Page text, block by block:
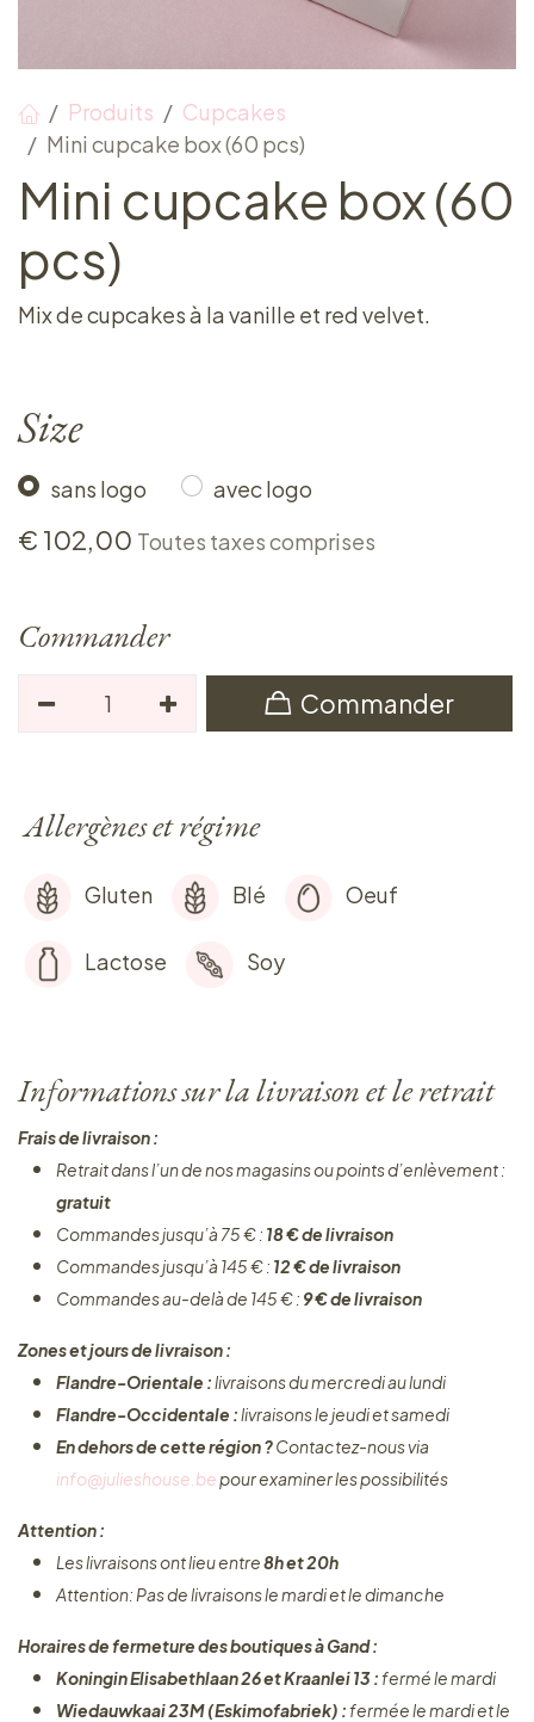
Produits
Cupcakes
Mini cupcake box (60 pcs)
Mini cupcake box (60
pcs)
Mix de cupcakes à la vanille et red velvet.
Size
sans logo avec logo
€ 102,00 Toutes taxes comprises
Commander
Commander
Allergènes et régime
Gluten Blé Oeuf
Lactose Soy
Informations sur la livraison et le retrait
Frais de livraison :
Retrait dans l’un de nos magasins ou points d’enlèvement :
gratuit
Commandes jusqu’à 75 € : 18 € de livraison
Commandes jusqu’à 145 € : 12 € de livraison
Commandes au-delà de 145 € : 9 € de livraison
Zones et jours de livraison :
Flandre-Orientale :livraisons du mercredi au lundi
Flandre-Occidentale :livraisons le jeudi et samedi
En dehors de cette région ?Contactez-nous via
info@julieshouse.bepour examiner les possibilités
Attention :
Les livraisons ont lieu entre8h et 20h
Attention: Pas de livraisons le mardi et le dimanche
Horaires de fermeture des boutiques à Gand :
Koningin Elisabethlaan 26 et Kraanlei 13 :fermé le mardi
Wiedauwkaai 23M (Eskimofabriek) :fermée le mardi et le